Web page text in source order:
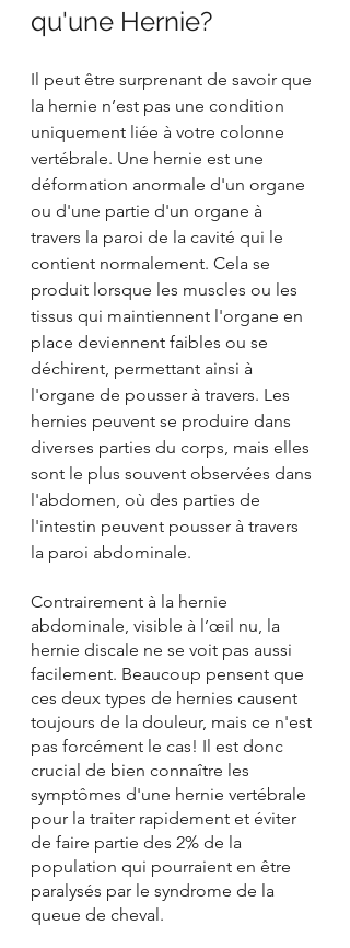
qu'une Hernie?
Il peut être surprenant de savoir que
la hernie n’est pas une condition
uniquement liée à votre colonne
vertébrale. Une hernie est une
déformation anormale d'un organe
ou d'une partie d'un organe à
travers la paroi de la cavité qui le
contient normalement. Cela se
produit lorsque les muscles ou les
tissus qui maintiennent l'organe en
place deviennent faibles ou se
déchirent, permettant ainsi à
l'organe de pousser à travers. Les
hernies peuvent se produire dans
diverses parties du corps, mais elles
sont le plus souvent observées dans
l'abdomen, où des parties de
l'intestin peuvent pousser à travers
la paroi abdominale.
Contrairement à la hernie
abdominale, visible à l’œil nu, la
hernie discale ne se voit pas aussi
facilement. Beaucoup pensent que
ces deux types de hernies causent
toujours de la douleur, mais ce n'est
pas forcément le cas! Il est donc
crucial de bien connaître les
symptômes d'une hernie vertébrale
pour la traiter rapidement et éviter
de faire partie des 2% de la
population qui pourraient en être
paralysés par le syndrome de la
queue de cheval.